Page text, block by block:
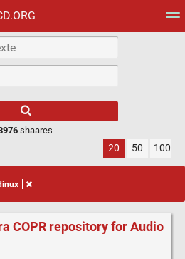
shaares
20 50 100
COPR repository for Audio